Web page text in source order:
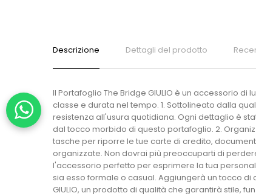
Descrizione Dettagli del prodotto
Il Portafoglio The Bridge GIULIO è un accessorio
classe e durata nel tempo. 1. Sottolineato dalla
resistenza all'usura quotidiana. Ogni dettaglio è
dal tocco morbido di questo portafoglio. 2.
tasche per riporre le tue carte di credito,
organizzate. Non dovrai più preoccuparti di
l'accessorio perfetto per esprimere la tua
sia esso formale o casual. Aggiungerà un tocco
GIULIO, un prodotto di qualità che garantirà stile,